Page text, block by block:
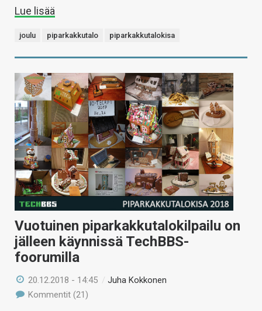
Lue lisää
joulu piparkakkutalo piparkakkutalokisa
Vuotuinen piparkakkutalokilpailu on
jälleen käynnissä TechBBS-
foorumilla
20.12.2018 - 14:45 /Juha Kokkonen
Kommentit (21)